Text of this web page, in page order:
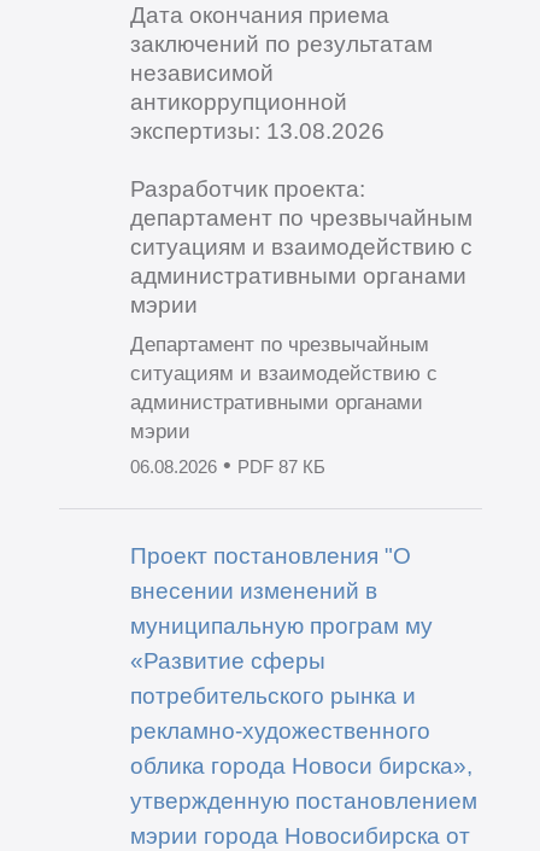
Дата окончания приема
заключений по результатам
независимой
антикоррупционной
экспертизы: 13.08.2026
Разработчик проекта:
департамент по чрезвычайным
ситуациям и взаимодействию с
административными органами
мэрии
Департамент по чрезвычайным
ситуациям и взаимодействию с
административными органами
мэрии
06.08.2026• PDF 87 КБ
Проект постановления "О
внесении изменений в
муниципальную програм му
«Развитие сферы
потребительского рынка и
рекламно-художественного
облика города Новоси бирска»,
утвержденную постановлением
мэрии города Новосибирска от